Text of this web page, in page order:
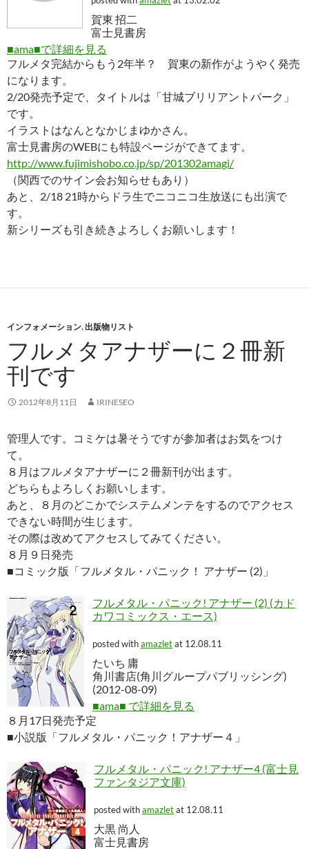
賀東 招二
富士見書房
■ama■で詳細を見る
フルメタ完結からもう2年半？ 賀東の新作がようやく発売
になります。
2/20発売予定で、タイトルは「甘城ブリリアントパーク」
です。
イラストはなんとなかじまゆかさん。
富士見書房のWEBにも特設ページができてます。
http://www.fujimishobo.co.jp/sp/201302amagi/
（関西でのサイン会お知らせもあり）
あと、2/18 21時からドラ生でニコニコ生放送にも出演で
す。
新シリーズも引き続きよろしくお願いします！
インフォメーション,出版物リスト
フルメタアナザーに２冊新
刊です
2012年8月11日 IRINESEO
管理人です。コミケは暑そうですが参加者はお気をつけ
て。
８月はフルメタアナザーに２冊新刊が出ます。
どちらもよろしくお願いします。
あと、８月のどこかでシステムメンテをするのでアクセス
できない時間が生じます。
その際は改めてアクセスしてみてください。
８月９日発売
■コミック版「フルメタル・パニック！ アナザー (2)」
フルメタル・パニック! アナザー (2) (カド
カワコミックス・エース)
posted withamazletat 12.08.11
たいち 庸
角川書店(角川グループパブリッシング)
(2012-08-09)
■ama■ で詳細を見る
８月17日発売予定
■小説版「フルメタル・パニック！アナザー４」
フルメタル・パニック! アナザー4 (富士見
ファンタジア文庫)
posted withamazletat 12.08.11
大黒 尚人
富士見書房